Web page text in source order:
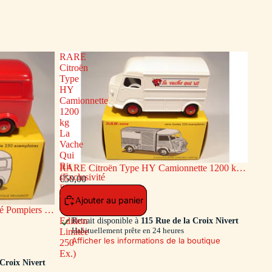
Pompiers de
Limitée
Nivert
RARE
Citroën
Type
HY
Camionnette
1200
kg
La
Vache
Qui
Rit
(Exclusivité
Dan-
Toys
-
Edition
Limitée
250
Ex.)
RARE Citroën Type HY Camionnette 1200 kg
La Vache Qui Rit (Exclusivité Dan-Toys -
Edition Limitée 250 Ex.)
€50,00
Ajouter au panier
Retrait disponible à 115 Rue de la Croix Nivert
Habituellement prête en 24 heures
Afficher les informations de la boutique